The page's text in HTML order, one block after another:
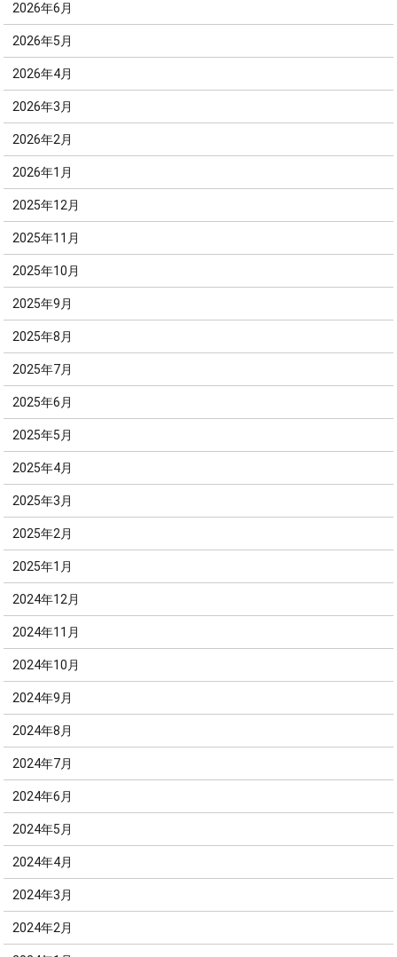
2026年6月
2026年5月
2026年4月
2026年3月
2026年2月
2026年1月
2025年12月
2025年11月
2025年10月
2025年9月
2025年8月
2025年7月
2025年6月
2025年5月
2025年4月
2025年3月
2025年2月
2025年1月
2024年12月
2024年11月
2024年10月
2024年9月
2024年8月
2024年7月
2024年6月
2024年5月
2024年4月
2024年3月
2024年2月